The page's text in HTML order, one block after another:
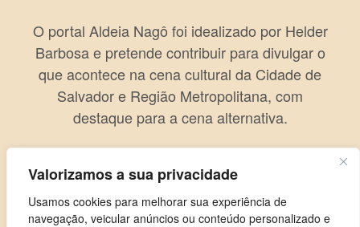
Valorizamos a sua privacidade
Usamos cookies para melhorar sua experiência de
navegação, veicular anúncios ou conteúdo personalizado e
O portal Aldeia Nagô foi idealizado por Helder
Barbosa e pretende contribuir para divulgar o
que acontece na cena cultural da Cidade de
Salvador e Região Metropolitana, com
destaque para a cena alternativa.